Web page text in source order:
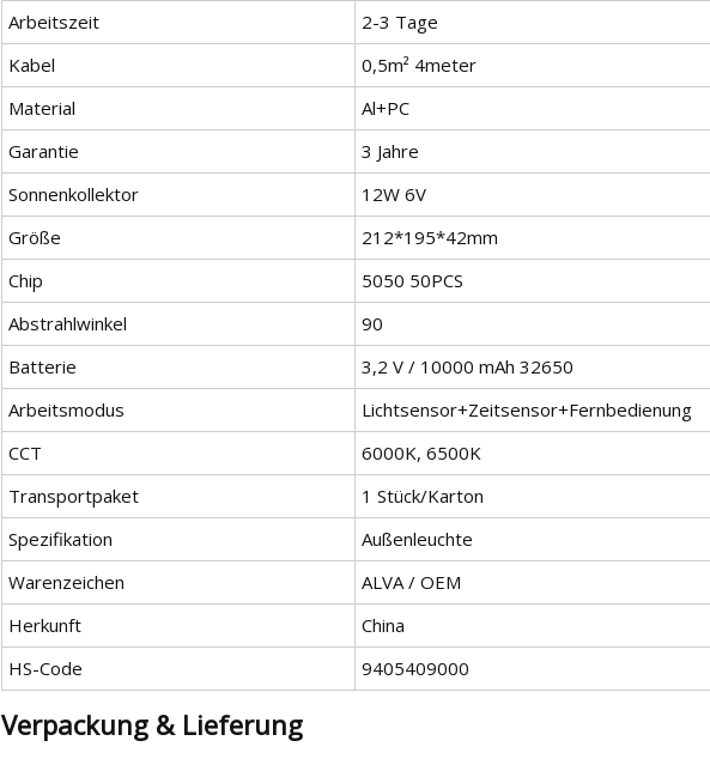
Arbeitszeit
2-3 Tage
Kabel
0,5m² 4meter
Material
Al+PC
Garantie
3 Jahre
Sonnenkollektor
12W 6V
Größe
212*195*42mm
Chip
5050 50PCS
Abstrahlwinkel
90
Batterie
3,2 V / 10000 mAh 32650
Arbeitsmodus
Lichtsensor+Zeitsensor+Fernbedienung
CCT
6000K, 6500K
Transportpaket
1 Stück/Karton
Spezifikation
Außenleuchte
Warenzeichen
ALVA / OEM
Herkunft
China
HS-Code
9405409000
Verpackung & Lieferung